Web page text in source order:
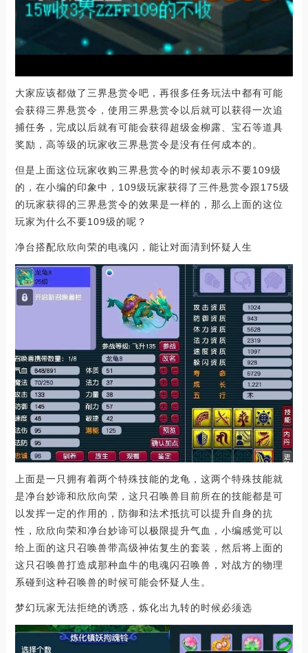
大家应该都做了三界悬赏令吧，再很多任务玩法中都有可能
会获得三界悬赏令，使用三界悬赏令以后就可以获得一次追
捕任务，完成以后就有可能会获得超级金柳露、宝石等道具
奖励，高等级的玩家收三界悬赏令是没有任何成本的。
但是上面这位玩家收购三界悬赏令的时候却表示不要109级
的，在小编的印象中，109级玩家获得了三件悬赏令跟175级
的玩家获得的三界悬赏令的效果是一样的，那么上面的这位
玩家为什么不要109级的呢？
净台搭配欣欣向荣的电魂闪，能让对面清到怀疑人生
上面是一只拥有着两个特殊技能的龙龟，这两个特殊技能就
是净台妙谛和欣欣向荣，这只召唤兽目前所在的技能都是可
以发挥一定的作用的，防御和法术抵抗可以提升自身的抗
性，欣欣向荣和净台妙谛可以极限提升气血，小编感觉可以
给上面的这只召唤兽带高级神佑复生的套装，然后将上面的
这只召唤兽打造成那种血牛的电魂闪召唤兽，对战方的物理
系碰到这种召唤兽的时候可能会怀疑人生。
梦幻玩家无法拒绝的诱惑，炼化出九转的时候必须选